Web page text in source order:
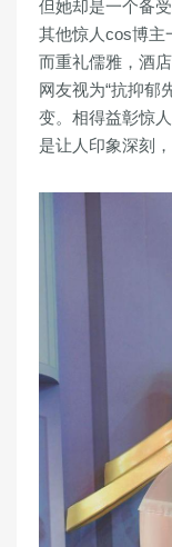
但她却是一个备
其他惊人cos博主
而重礼儒雅，酒
网友视为“抗抑郁
变。相得益彰惊
是让人印象深刻